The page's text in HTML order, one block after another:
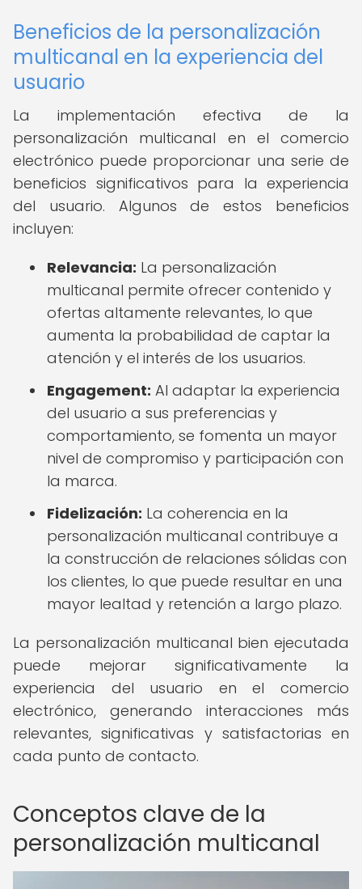
Beneficios de la personalización
multicanal en la experiencia del
usuario
La implementación efectiva de la
personalización multicanal en el comercio
electrónico puede proporcionar una serie de
beneficios significativos para la experiencia
del usuario. Algunos de estos beneficios
incluyen:
Relevancia: La personalización
multicanal permite ofrecer contenido y
ofertas altamente relevantes, lo que
aumenta la probabilidad de captar la
atención y el interés de los usuarios.
Engagement: Al adaptar la experiencia
del usuario a sus preferencias y
comportamiento, se fomenta un mayor
nivel de compromiso y participación con
la marca.
Fidelización: La coherencia en la
personalización multicanal contribuye a
la construcción de relaciones sólidas con
los clientes, lo que puede resultar en una
mayor lealtad y retención a largo plazo.
La personalización multicanal bien ejecutada
puede mejorar significativamente la
experiencia del usuario en el comercio
electrónico, generando interacciones más
relevantes, significativas y satisfactorias en
cada punto de contacto.
Conceptos clave de la
personalización multicanal